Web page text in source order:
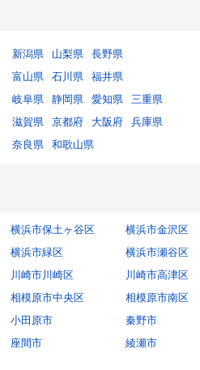
新潟県 山梨県
長野県
富山県 石川県
福井県
岐阜県 静岡県 愛知県
三重県
滋賀県 京都府 大阪府
兵庫県
奈良県
和歌山県
横浜市保土ヶ谷区 横浜市金沢区
横浜市緑区 横浜市瀬谷区
川崎市川崎区 川崎市高津区
相模原市中央区 相模原市南区
小田原市 秦野市
座間市 綾瀬市